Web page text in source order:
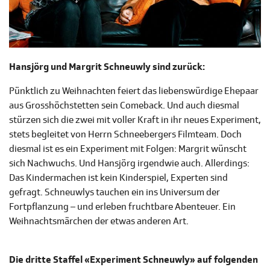
Hansjörg und Margrit Schneuwly sind zurück:
Pünktlich zu Weihnachten feiert das liebenswürdige Ehepaar
aus Grosshöchstetten sein Comeback. Und auch diesmal
stürzen sich die zwei mit voller Kraft in ihr neues Experiment,
stets begleitet von Herrn Schneebergers Filmteam. Doch
diesmal ist es ein Experiment mit Folgen: Margrit wünscht
sich Nachwuchs. Und Hansjörg irgendwie auch. Allerdings:
Das Kindermachen ist kein Kinderspiel, Experten sind
gefragt. Schneuwlys tauchen ein ins Universum der
Fortpflanzung – und erleben fruchtbare Abenteuer. Ein
Weihnachtsmärchen der etwas anderen Art.
Die dritte Staffel «Experiment Schneuwly» auf folgenden